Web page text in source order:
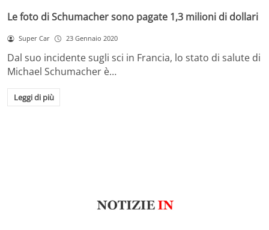
Le foto di Schumacher sono pagate 1,3 milioni di dollari
Super Car 23 Gennaio 2020
Dal suo incidente sugli sci in Francia, lo stato di salute di
Michael Schumacher è…
Leggi di più